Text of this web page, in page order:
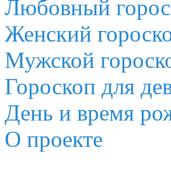
Любовный
Женский
Мужской
Гороскоп для
День и время
О проекте